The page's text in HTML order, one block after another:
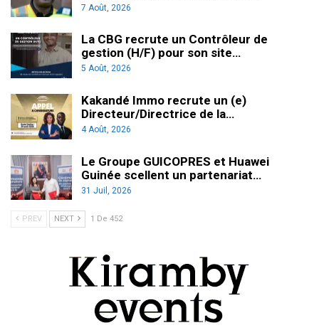
7 Août, 2026
La CBG recrute un Contrôleur de
gestion (H/F) pour son site…
5 Août, 2026
Kakandé Immo recrute un (e)
Directeur/Directrice de la…
4 Août, 2026
Le Groupe GUICOPRES et Huawei
Guinée scellent un partenariat…
31 Juil, 2026
PREV NEXT 1 De 452